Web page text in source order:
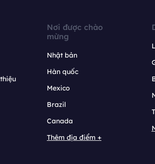
Nơi được chào
mừng
Nhật bản
Hàn quốc
Mexico
Brazil
Canada
Thêm địa điểm +